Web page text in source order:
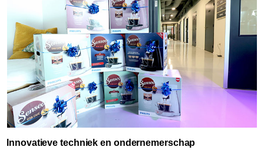
Innovatieve techniek en ondernemerschap